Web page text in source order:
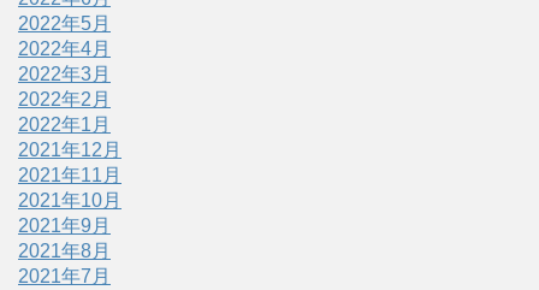
2022年5月
2022年4月
2022年3月
2022年2月
2022年1月
2021年12月
2021年11月
2021年10月
2021年9月
2021年8月
2021年7月